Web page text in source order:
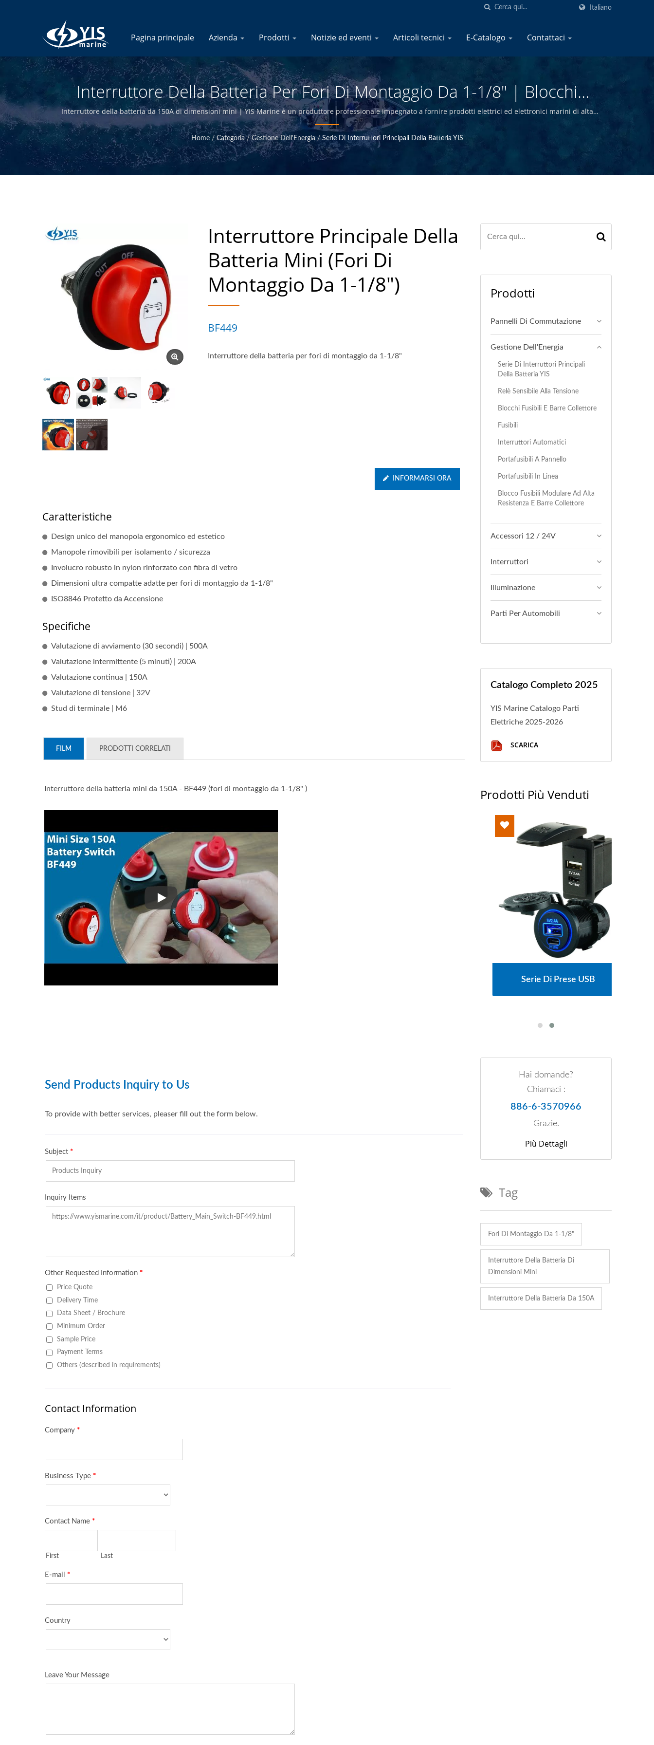
Italiano
Pagina principale Azienda Prodotti Notizie ed eventi Articoli tecnici E-Catalogo Contattaci
Interruttore Della Batteria Per Fori Di Montaggio Da 1-1/8" | Blocchi
Fusibili Marini - Produttore Di Prodotti Elettrici Marini | YIS Marine
Interruttore della batteria da 150A di dimensioni mini | YIS Marine è un produttore professionale impegnato a fornire prodotti elettrici ed elettronici marini di alta
qualità. Progettando e producendo internamente e avendo il controllo di qualità presso la sede di Taiwan, siamo in grado di offrire prodotti marini di alta qualità a
prezzi competitivi.
Home / Categoria / Gestione Dell'Energia / Serie Di Interruttori Principali Della Batteria YIS
Interruttore Principale Della
Batteria Mini (fori Di
Montaggio Da 1-1/8")
BF449
Interruttore della batteria per fori di montaggio da 1-1/8"
INFORMARSI ORA
Caratteristiche
Design unico del manopola ergonomico ed estetico
Manopole rimovibili per isolamento / sicurezza
Involucro robusto in nylon rinforzato con fibra di vetro
Dimensioni ultra compatte adatte per fori di montaggio da 1-1/8"
ISO8846 Protetto da Accensione
Specifiche
Valutazione di avviamento (30 secondi) | 500A
Valutazione intermittente (5 minuti) | 200A
Valutazione continua | 150A
Valutazione di tensione | 32V
Stud di terminale | M6
FILM PRODOTTI CORRELATI
Interruttore della batteria mini da 150A - BF449 (fori di montaggio da 1-1/8" )
Interruttore della batteria mini da 150A - BF449 (fori di montaggio da 1-1/8
Prodotti
Pannelli Di Commutazione
Gestione Dell'Energia
Serie Di Interruttori Principali
Della Batteria YIS
Relè Sensibile Alla Tensione
Blocchi Fusibili E Barre Collettore
Fusibili
Interruttori Automatici
Portafusibili A Pannello
Portafusibili In Linea
Blocco Fusibili Modulare Ad Alta
Resistenza E Barre Collettore
Accessori 12 / 24V
Interruttori
Illuminazione
Parti Per Automobili
Catalogo Completo 2025
YIS Marine Catalogo Parti
Elettriche 2025-2026
SCARICA
Prodotti Più Venduti
Serie Di Prese USB
Hai domande?
Chiamaci :
886-6-3570966
Grazie.
Più Dettagli
Tag
Fori Di Montaggio Da 1-1/8"
Interruttore Della Batteria Di
Dimensioni Mini
Interruttore Della Batteria Da 150A